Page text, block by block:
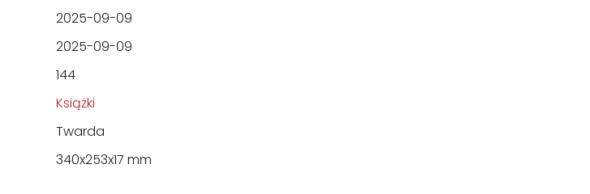
2025-09-09
2025-09-09
144
Książki
Twarda
340x253x17 mm